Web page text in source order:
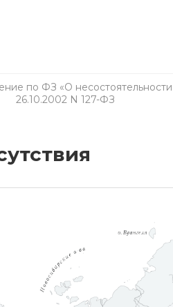
по ФЗ «О несостоятельности
26.10.2002 N 127-ФЗ